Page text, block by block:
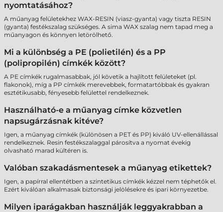
nyomtatásához?
A műanyag felületekhez WAX-RESIN (viasz-gyanta) vagy tiszta RESIN
(gyanta) festékszalag szükséges. A sima WAX szalag nem tapad meg a
műanyagon és könnyen letörölhető.
Mi a különbség a PE (polietilén) és a PP
(polipropilén) címkék között?
A PE címkék rugalmasabbak, jól követik a hajlított felületeket (pl.
flakonok), míg a PP címkék merevebbek, formatartóbbak és gyakran
esztétikusabb, fényesebb felülettel rendelkeznek.
Használható-e a műanyag címke közvetlen
napsugárzásnak kitéve?
Igen, a műanyag címkék (különösen a PET és PP) kiváló UV-ellenállással
rendelkeznek. Resin festékszalaggal párosítva a nyomat évekig
olvasható marad kültéren is.
Valóban szakadásmentesek a műanyag etikettek?
Igen, a papírral ellentétben a szintetikus címkék kézzel nem téphetők el.
Ezért kiválóan alkalmasak biztonsági jelölésekre és ipari környezetbe.
Milyen iparágakban használják leggyakrabban a